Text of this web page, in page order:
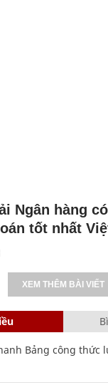
Ngân hàng
tốt nhất
XEM THÊM BÀI VIẾT
Bảng công thức